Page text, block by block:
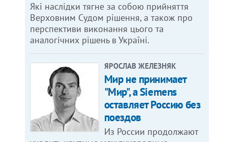
Які наслідки тягне за собою прийняття
Верховним Судом рішення, а також про
перспективи виконання цього та
аналогічних рішень в Україні.
ЯРОСЛАВ ЖЕЛЕЗНЯК
Мир не принимает
"Мир", а Siemens
оставляет Россию без
поездов
Из России продолжают